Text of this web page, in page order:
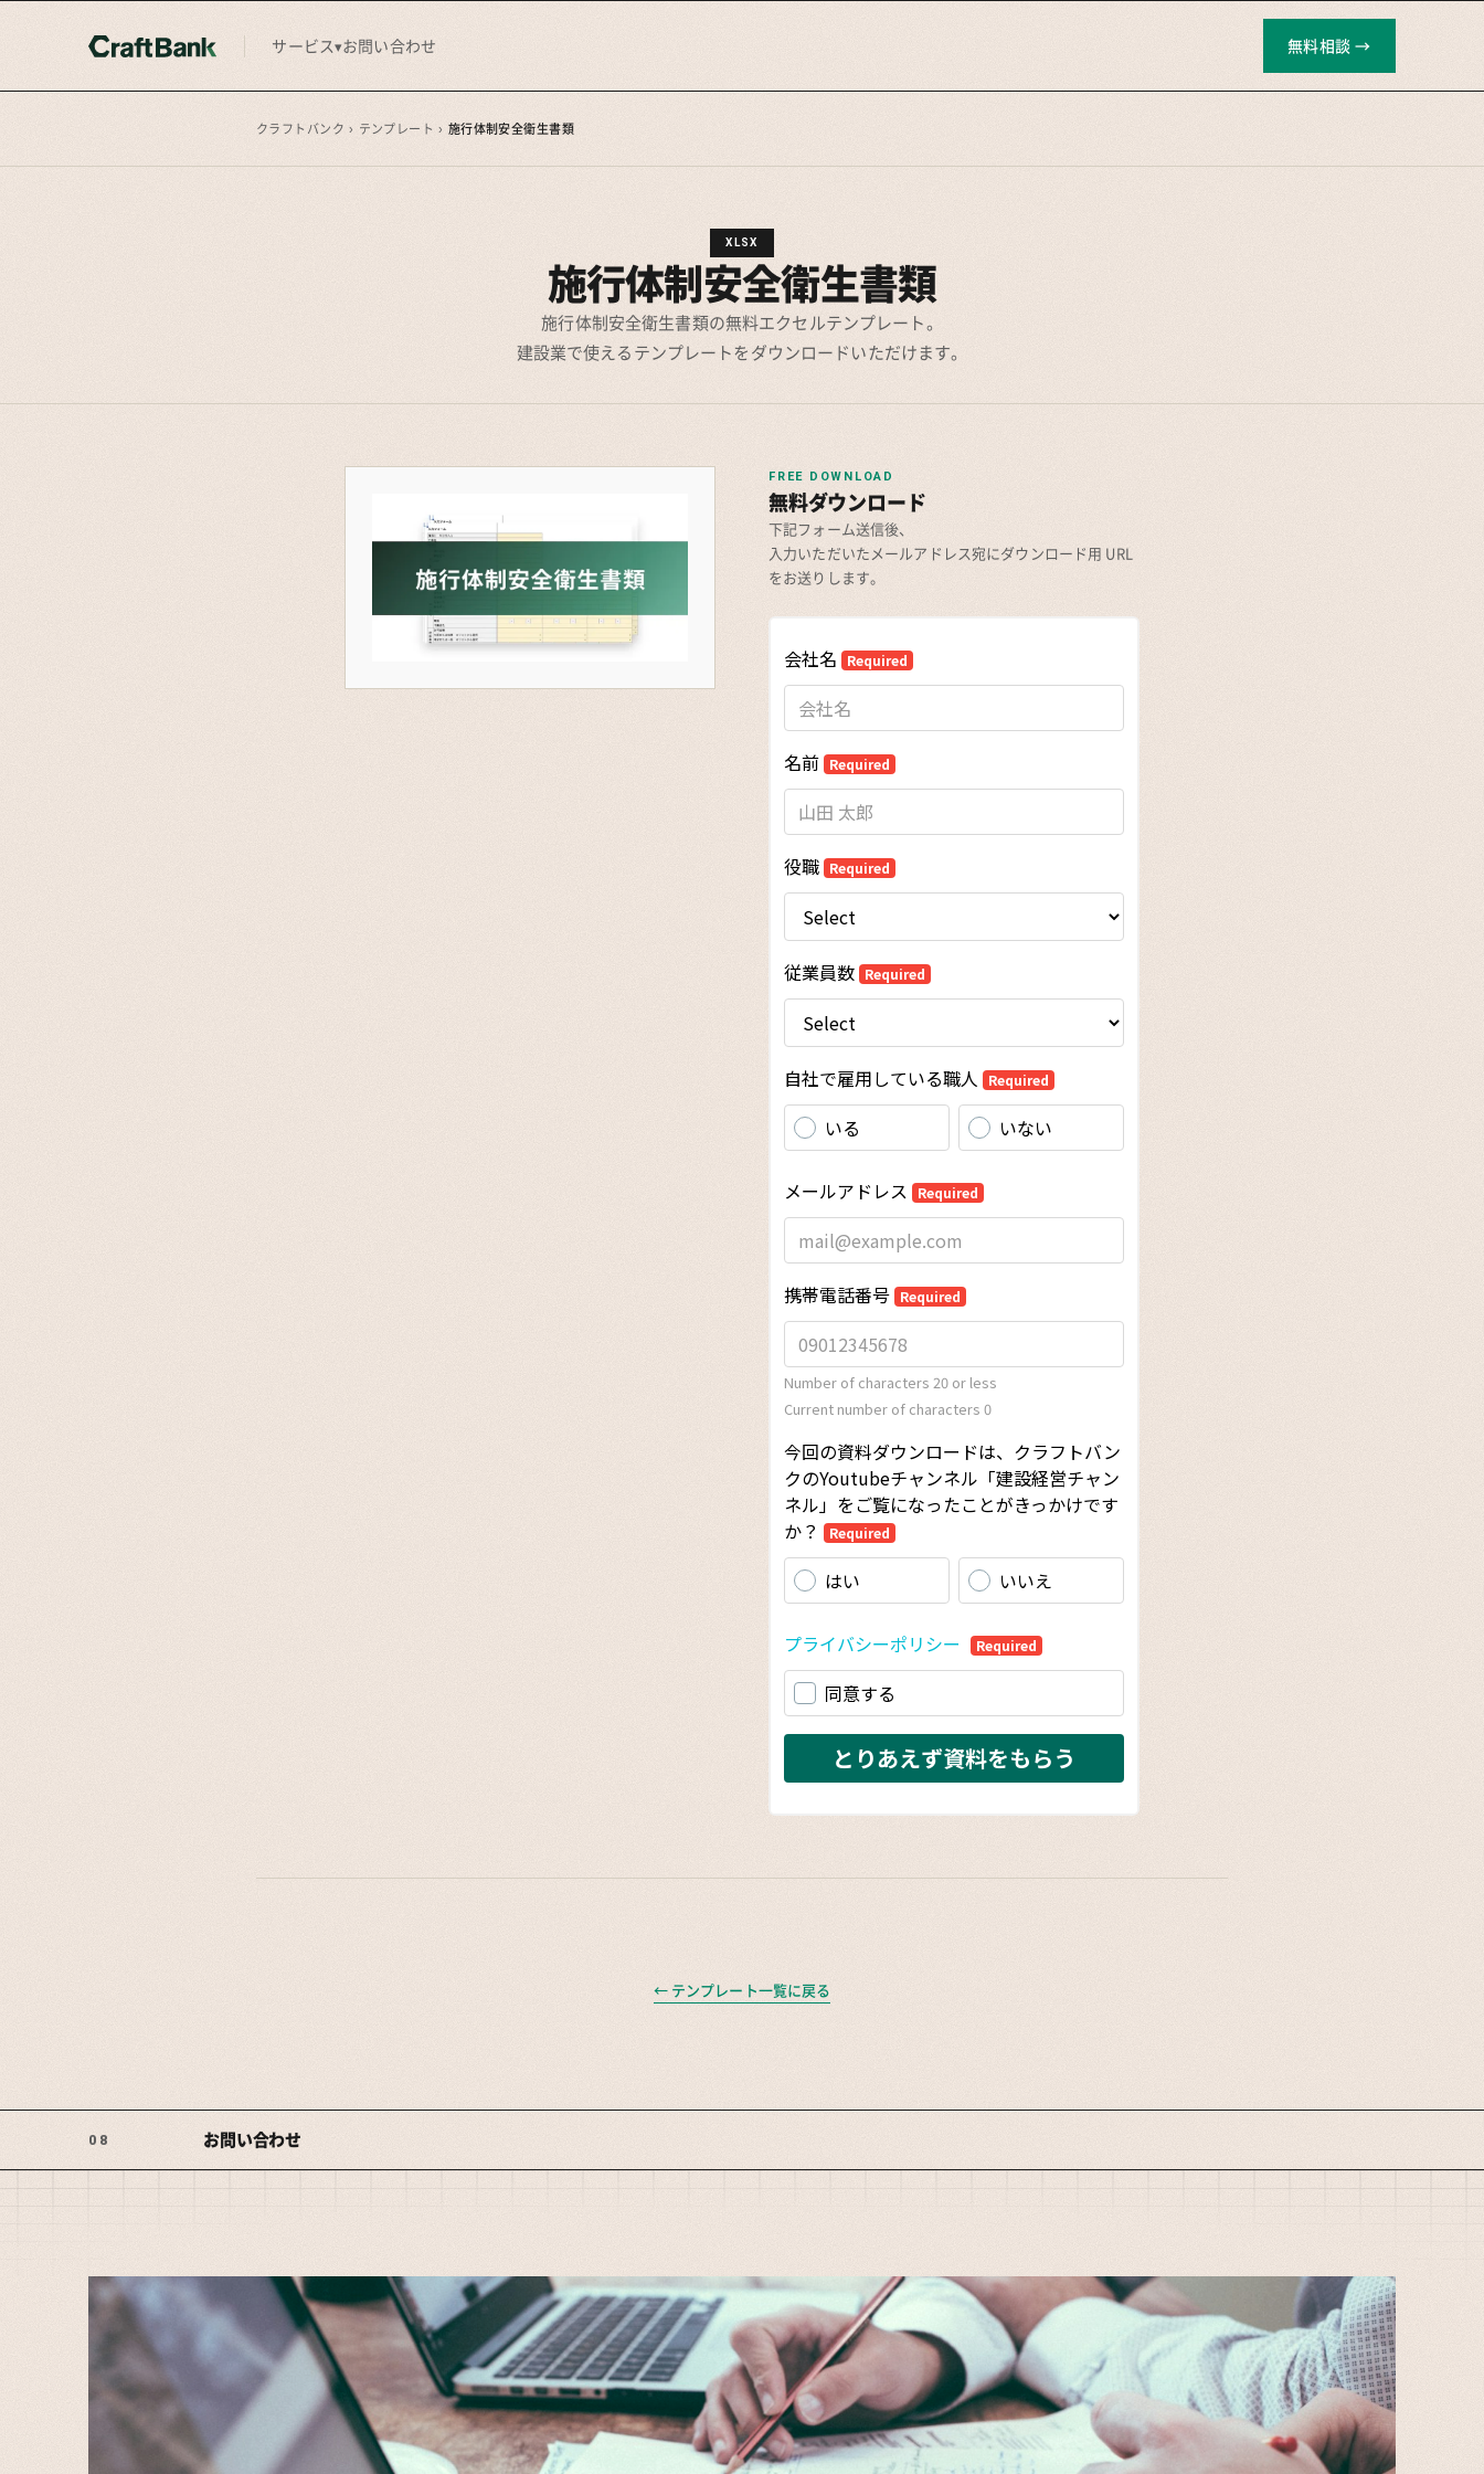
サービス▾お問い合わせ 無料相談 →
クラフトバンク › テンプレート › 施行体制安全衛生書類
XLSX
施行体制安全衛生書類
施行体制安全衛生書類の無料エクセルテンプレート。
建設業で使えるテンプレートをダウンロードいただけます。
FREE DOWNLOAD
無料ダウンロード
下記フォーム送信後、
入力いただいたメールアドレス宛にダウンロード用 URL
をお送りします。
← テンプレート一覧に戻る
08 お問い合わせ